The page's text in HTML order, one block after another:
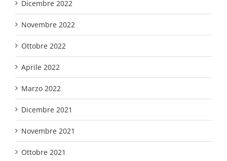
Dicembre 2022
Novembre 2022
Ottobre 2022
Aprile 2022
Marzo 2022
Dicembre 2021
Novembre 2021
Ottobre 2021